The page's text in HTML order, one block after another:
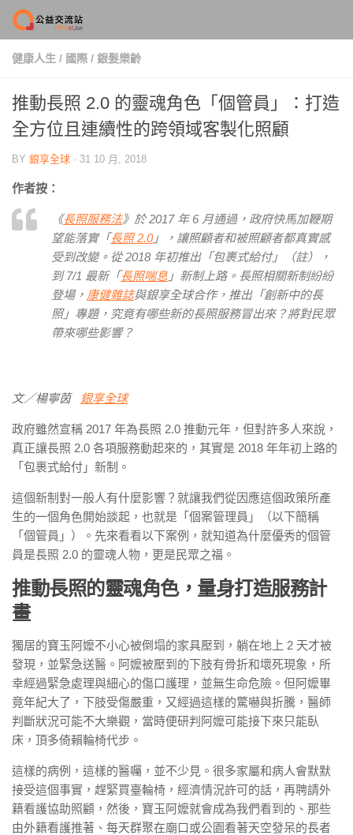
Skip to content
健康人生 / 國際 / 銀髮樂齡
推動長照 2.0 的靈魂角色「個管員」：打造
全方位且連續性的跨領域客製化照顧
BY 銀享全球 · 31 10 月, 2018
作者按：
《長照服務法》於 2017 年 6 月通過，政府快馬加鞭期
望能落實「長照 2.0」，讓照顧者和被照顧者都真實感
受到改變。從 2018 年初推出「包裹式給付」（註），
到 7/1 最新「長照喘息 」新制上路。長照相關新制紛紛
登場， 康健雜誌與銀享全球合作，推出「創新中的長
照」專題，究竟有哪些新的長照服務冒出來？將對民眾
帶來哪些影響？
文／楊寧茵 銀享全球
政府雖然宣稱 2017 年為長照 2.0 推動元年，但對許多人來說，
真正讓長照 2.0 各項服務動起來的，其實是 2018 年年初上路的
「包裹式給付」新制。
這個新制對一般人有什麼影響？就讓我們從因應這個政策所產
生的一個角色開始談起，也就是「個案管理員」（以下簡稱
「個管員」）。先來看看以下案例，就知道為什麼優秀的個管
員是長照 2.0 的靈魂人物，更是民眾之福。
推動長照的靈魂角色，量身打造服務計
畫
獨居的寶玉阿嬤不小心被倒塌的家具壓到，躺在地上 2 天才被
發現，並緊急送醫。阿嬤被壓到的下肢有骨折和壞死現象，所
幸經過緊急處理與細心的傷口護理，並無生命危險。但阿嬤畢
竟年紀大了，下肢受傷嚴重，又經過這樣的驚嚇與折騰，醫師
判斷狀況可能不大樂觀，當時便研判阿嬤可能接下來只能臥
床，頂多倚賴輪椅代步。
這樣的病例，這樣的醫囑，並不少見。很多家屬和病人會默默
接受這個事實，趕緊買臺輪椅，經濟情況許可的話，再聘請外
籍看護協助照顧，然後，寶玉阿嬤就會成為我們看到的、那些
由外籍看護推著、每天群聚在廟口或公園看著天空發呆的長者